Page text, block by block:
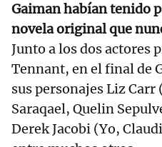
Gaiman habían tenido
novela original que
Junto a los dos actores
Tennant, en el final de
sus personajes Liz
Saraqael, Quelin
Derek Jacobi (Yo,